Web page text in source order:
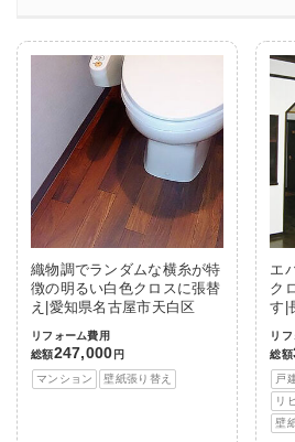
織物調でランダムな横糸が特
徴の明るい白色クロスに張替
え|愛知県名古屋市天白区
リフォーム費用
総額247,000 円
マンション
壁紙張り替え
エ
ク
す|
リ
総額
戸
リ
壁